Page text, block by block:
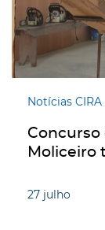
Notícias CIRA
Moliceiro
27 julho